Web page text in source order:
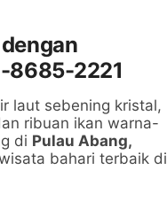
8685-2221
laut sebening kristal,
ribuan ikan warna-
di Pulau Abang,
bahari terbaik di